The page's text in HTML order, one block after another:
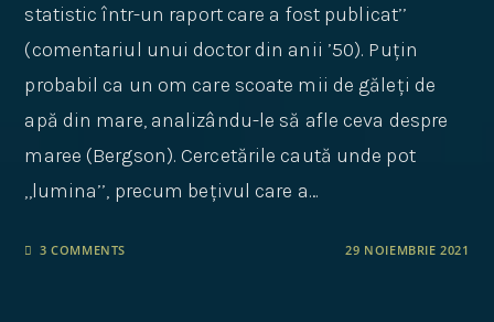
statistic într-un raport care a fost publicat’’
(comentariul unui doctor din anii ’50). Puțin
probabil ca un om care scoate mii de găleți de
apă din mare, analizându-le să afle ceva despre
maree (Bergson). Cercetările caută unde pot
,,lumina’’, precum bețivul care a…
3 COMMENTS 29 NOIEMBRIE 2021